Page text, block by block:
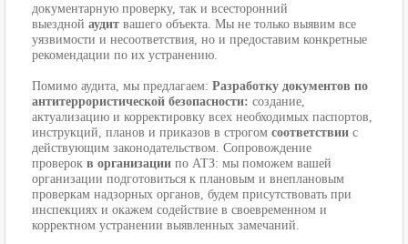
документарную проверку, так и всесторонний
выездной аудит вашего объекта. Мы не только выявим все
уязвимости и несоответствия, но и предоставим конкретные
рекомендации по их устранению.
Помимо аудита, мы предлагаем: Разработку документов по
антитеррористической безопасности: создание,
актуализацию и корректировку всех необходимых паспортов,
инструкций, планов и приказов в строгом соответствии с
действующим законодательством. Сопровождение
проверок в организации по АТЗ: мы поможем вашей
организации подготовиться к плановым и внеплановым
проверкам надзорных органов, будем присутствовать при
инспекциях и окажем содействие в своевременном и
корректном устранении выявленных замечаний.